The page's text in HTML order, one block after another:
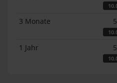
3 Monate
1 Jahr